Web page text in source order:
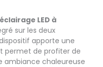
éclairage LED à
sur les deux
apporte une
permet de profiter de
ambiance chaleureuse